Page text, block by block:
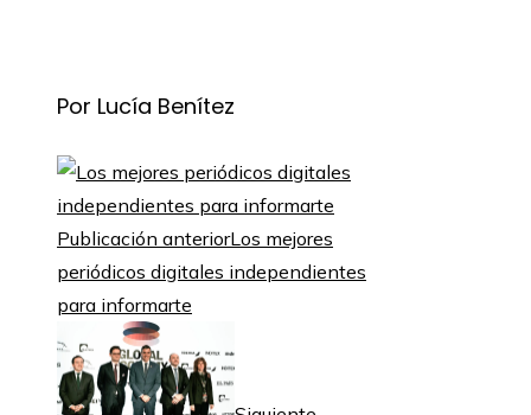
Por Lucía Benítez
Publicación anteriorLos mejores
periódicos digitales independientes
para informarte